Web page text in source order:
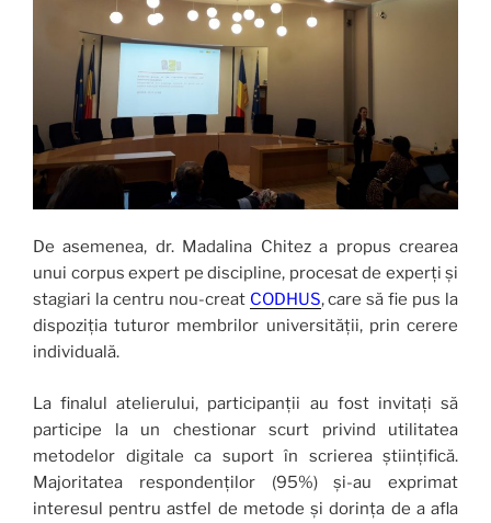
De asemenea, dr. Madalina Chitez a propus crearea
unui corpus expert pe discipline, procesat de experți și
stagiari la centru nou-creat CODHUS, care să fie pus la
dispoziția tuturor membrilor universității, prin cerere
individuală.
La finalul atelierului, participanții au fost invitați să
participe la un chestionar scurt privind utilitatea
metodelor digitale ca suport în scrierea științifică.
Majoritatea respondenților (95%) și-au exprimat
interesul pentru astfel de metode și dorința de a afla